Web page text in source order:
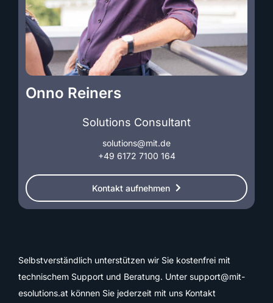
Onno Reiners
Solutions Consultant
solutions@mit.de
+49 6172 7100 164
Kontakt aufnehmen
Selbstverständlich unterstützen wir Sie kostenfrei mit
technischem Support und Beratung. Unter support@mit-
esolutions.at können Sie jederzeit mit uns Kontakt